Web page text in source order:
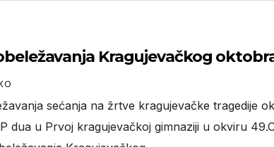
Kragujevačkog
sećanja na žrtve kragujevačke tragedije
dua u Prvoj kragujevačkoj gimnaziji u okviru